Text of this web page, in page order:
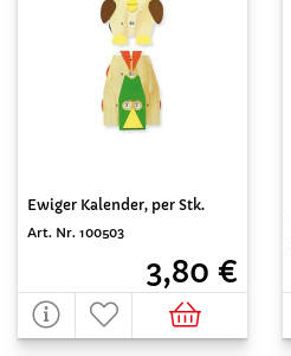
Ewiger Kalender, per Stk.
Art. Nr. 100503
3,80 €